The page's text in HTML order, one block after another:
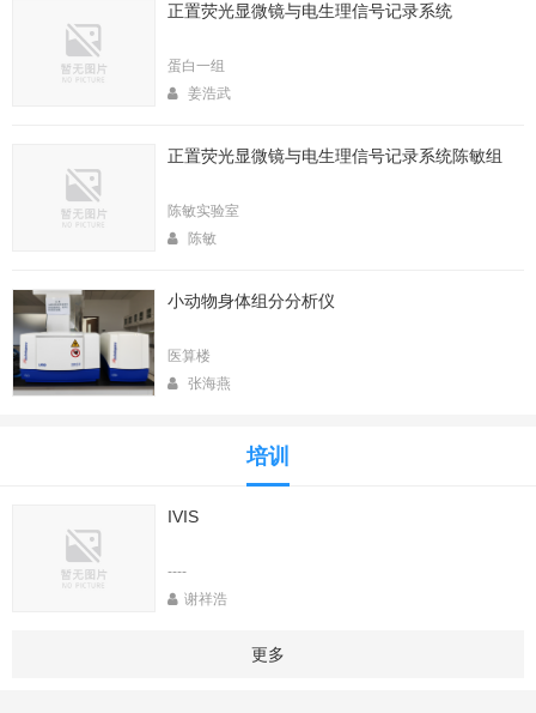
正置荧光显微镜与电生理信号记录系统
蛋白一组
姜浩武
正置荧光显微镜与电生理信号记录系统陈敏组
陈敏实验室
陈敏
小动物身体组分分析仪
医算楼
张海燕
培训
IVIS
----
谢祥浩
更多